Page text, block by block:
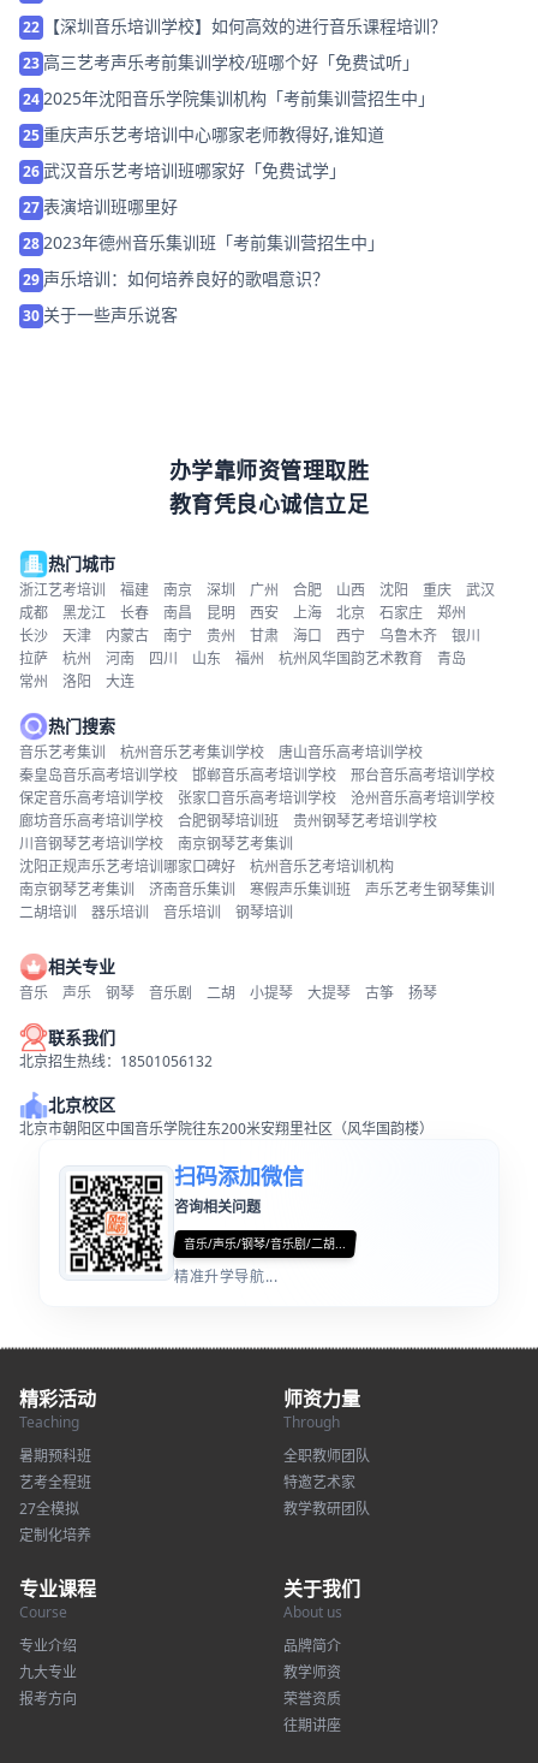
22 【深圳音乐培训学校】如何高效的进行音乐课程培训？
23高三艺考声乐考前集训学校/班哪个好「免费试听」
24 2025年沈阳音乐学院集训机构「考前集训营招生中」
25重庆声乐艺考培训中心哪家老师教得好,谁知道
26武汉音乐艺考培训班哪家好「免费试学」
27表演培训班哪里好
28 2023年德州音乐集训班「考前集训营招生中」
29 声乐培训：如何培养良好的歌唱意识？
30 关于一些声乐说客
办学靠师资管理取胜
教育凭良心诚信立足
热门城市
浙江艺考培训 福建 南京 深圳 广州 合肥 山西 沈阳 重庆
武汉
成都
黑龙江 长春 南昌 昆明 西安 上海 北京 石家庄
郑州
长沙
天津 内蒙古 南宁 贵州 甘肃 海口 西宁 乌鲁木齐
银川
拉萨
杭州 河南 四川 山东 福州 杭州风华国韵艺术教育
青岛
常州
洛阳 大连
热门搜索
音乐艺考集训 杭州音乐艺考集训学校
唐山音乐高考培训学校
秦皇岛音乐高考培训学校
邯郸音乐高考培训学校
邢台音乐高考培训学校
保定音乐高考培训学校
张家口音乐高考培训学校
沧州音乐高考培训学校
廊坊音乐高考培训学校
合肥钢琴培训班
贵州钢琴艺考培训学校
川音钢琴艺考培训学校
南京钢琴艺考集训
沈阳正规声乐艺考培训哪家口碑好
杭州音乐艺考培训机构
南京钢琴艺考集训
济南音乐集训 寒假声乐集训班
声乐艺考生钢琴集训
二胡培训
器乐培训 音乐培训 钢琴培训
相关专业
音乐 声乐 钢琴 音乐剧 二胡 小提琴 大提琴 古筝 扬琴
联系我们
北京招生热线：18501056132
北京校区
北京市朝阳区中国音乐学院往东200米安翔里社区（风华国韵楼）
扫码添加微信
咨询相关问题
音乐/声乐/钢琴/音乐剧/二胡...
精准升学导航...
精彩活动
Teaching
暑期预科班
艺考全程班
27全模拟
定制化培养
师资力量
Through
全职教师团队
特邀艺术家
教学教研团队
专业课程
Course
专业介绍
九大专业
报考方向
关于我们
About us
品牌简介
教学师资
荣誉资质
往期讲座